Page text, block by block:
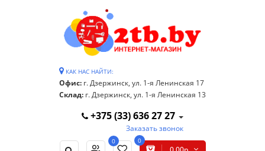
КАК НАС НАЙТИ:
Офис: г. Дзержинск, ул. 1-я Ленинская 17
Склад: г. Дзержинск, ул. 1-я Ленинская 13
+375 (33) 636 27 27
Заказать звонок
0 0